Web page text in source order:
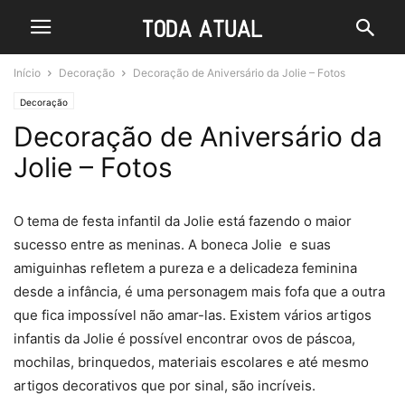
Início Decoração Decoração de Aniversário da Jolie – Fotos
Decoração
Decoração de Aniversário da
Jolie – Fotos
O tema de festa infantil da Jolie está fazendo o maior
sucesso entre as meninas. A boneca Jolie e suas
amiguinhas refletem a pureza e a delicadeza feminina
desde a infância, é uma personagem mais fofa que a outra
que fica impossível não amar-las. Existem vários artigos
infantis da Jolie é possível encontrar ovos de páscoa,
mochilas, brinquedos, materiais escolares e até mesmo
artigos decorativos que por sinal, são incríveis.